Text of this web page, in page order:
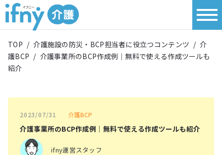
TOP / 介護施設の防災・BCP担当者に役立つコンテンツ / 介
護BCP / 介護事業所のBCP作成例｜無料で使える作成ツールも
紹介
2023/07/31 介護BCP
介護事業所のBCP作成例｜無料で使える作成ツールも紹介
ifny運営スタッフ